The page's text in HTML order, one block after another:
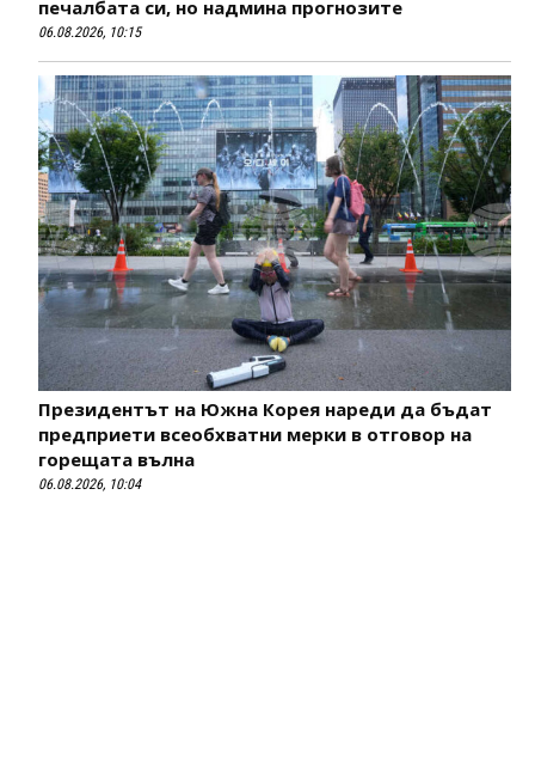
печалбата си, но надмина прогнозите
06.08.2026, 10:15
Президентът на Южна Корея нареди да бъдат
предприети всеобхватни мерки в отговор на
горещата вълна
06.08.2026, 10:04